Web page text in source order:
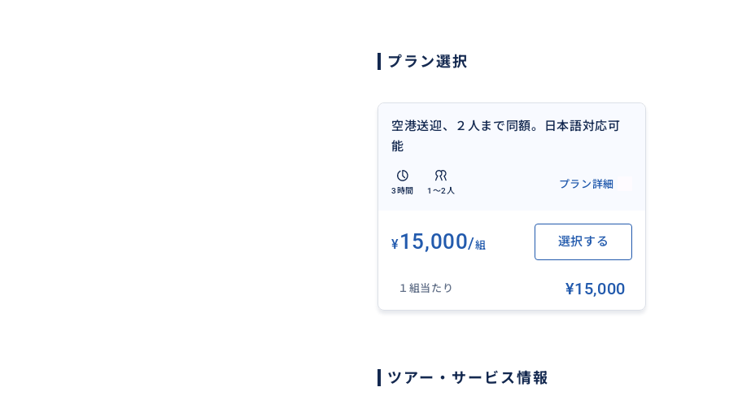
プラン選択
空港送迎、２人まで同額。日本語対応可
能
3時間 1〜2人
プラン詳細
¥15,000/組 選択する
１組当たり ¥15,000
ツアー・サービス情報